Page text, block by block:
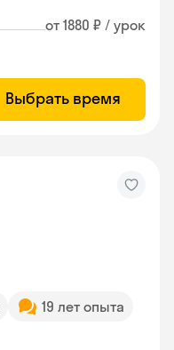
от 1880 ₽ / урок
Выбрать время
19 лет опыта